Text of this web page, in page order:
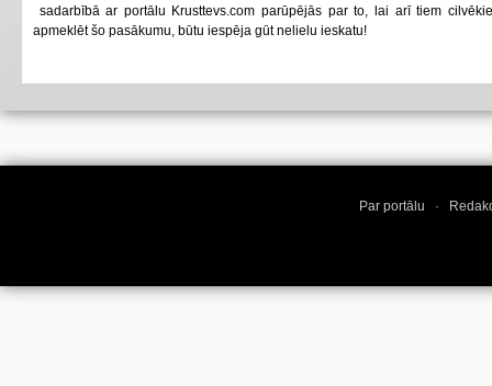
sadarbībā ar portālu Krusttevs.com parūpējās par to, lai arī tiem
apmeklēt šo pasākumu, būtu iespēja gūt nelielu ieskatu!
Par portālu ·